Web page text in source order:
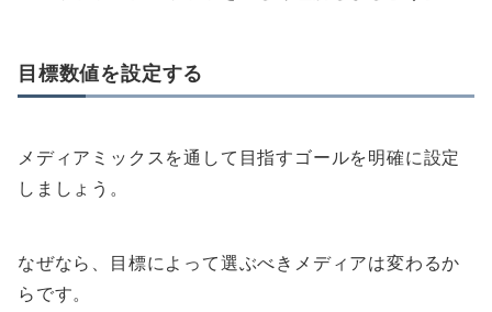
目標数値を設定する
メディアミックスを通して目指すゴールを明確に設定
しましょう。
なぜなら、目標によって選ぶべきメディアは変わるか
らです。